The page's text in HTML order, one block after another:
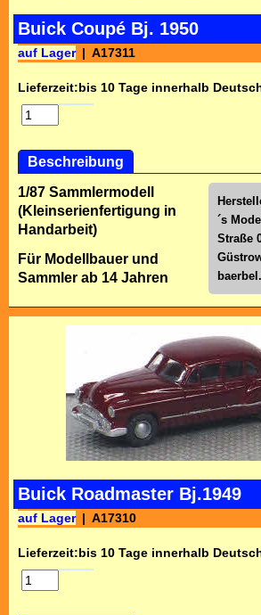
Buick Coupé Bj. 1950
auf Lager A17311
Lieferzeit:bis 10 Tage innerhalb
Beschreibung
´s
Straße
1/87 Sammlermodell
(Kleinserienfertigung in
Handarbeit)
Für Modellbauer und
Sammler ab 14 Jahren
Buick Roadmaster Bj.1949
auf Lager A17310
Lieferzeit:bis 10 Tage innerhalb